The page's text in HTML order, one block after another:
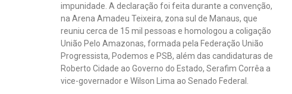
impunidade. A declaração foi feita durante a convenção,
na Arena Amadeu Teixeira, zona sul de Manaus, que
reuniu cerca de 15 mil pessoas e homologou a coligação
União Pelo Amazonas, formada pela Federação União
Progressista, Podemos e PSB, além das candidaturas de
Roberto Cidade ao Governo do Estado, Serafim Corrêa a
vice-governador e Wilson Lima ao Senado Federal.